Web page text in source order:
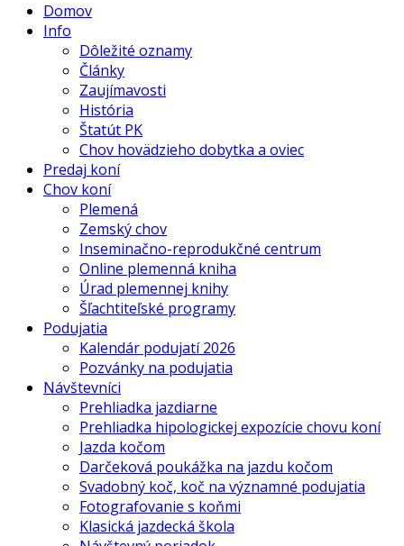
Domov
Info
Dôležité oznamy
Články
Zaujímavosti
História
Štatút PK
Chov hovädzieho dobytka a oviec
Predaj koní
Chov koní
Plemená
Zemský chov
Inseminačno-reprodukčné centrum
Online plemenná kniha
Úrad plemennej knihy
Šľachtiteľské programy
Podujatia
Kalendár podujatí 2026
Pozvánky na podujatia
Návštevníci
Prehliadka jazdiarne
Prehliadka hipologickej expozície chovu koní
Jazda kočom
Darčeková poukážka na jazdu kočom
Svadobný koč, koč na významné podujatia
Fotografovanie s koňmi
Klasická jazdecká škola